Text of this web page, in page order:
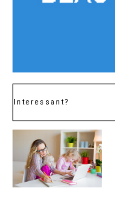
Interessant?